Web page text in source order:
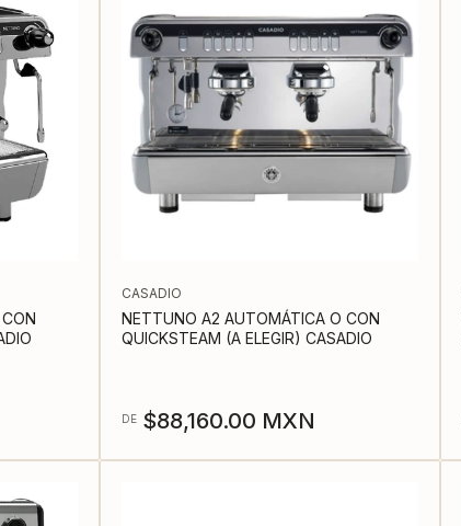
CASADIO
NETTUNO A2 AUTOMÁTICA O CON
QUICKSTEAM (A ELEGIR) CASADIO
Precio
regular
DE $88,160.00 MXN